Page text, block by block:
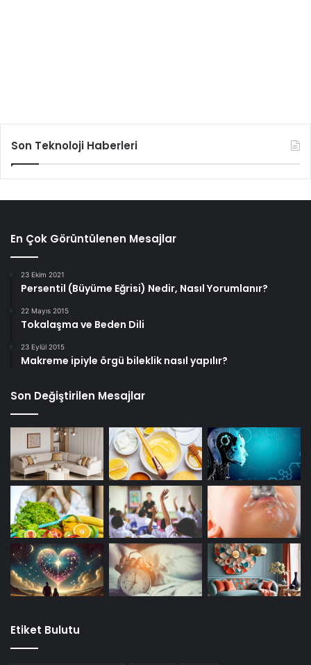
Son Teknoloji Haberleri
En Çok Görüntülenen Mesajlar
23 Ekim 2021
Persentil (Büyüme Eğrisi) Nedir, Nasıl Yorumlanır?
22 Mayıs 2015
Tokalaşma ve Beden Dili
23 Eylül 2015
Makreme ipiyle örgü bileklik nasıl yapılır?
Son Değiştirilen Mesajlar
Etiket Bulutu